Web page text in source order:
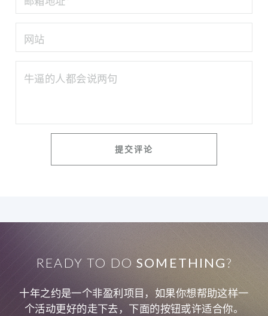
READY TO DOSOMETHING?
十年之约是一个非盈利项目，如果你想帮助这样一
个活动更好的走下去，下面的按钮或许适合你。